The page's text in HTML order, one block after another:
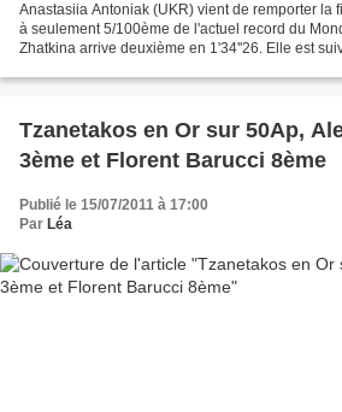
Anastasiia Antoniak (UKR) vient de remporter la
à seulement 5/100ème de l'actuel record du
Zhatkina arrive deuxième en 1'34''26. Elle est
Tzanetakos en Or sur 50Ap,
3ème et Florent Barucci 8ème
Publié le 15/07/2011 à 17:00
Par Léa